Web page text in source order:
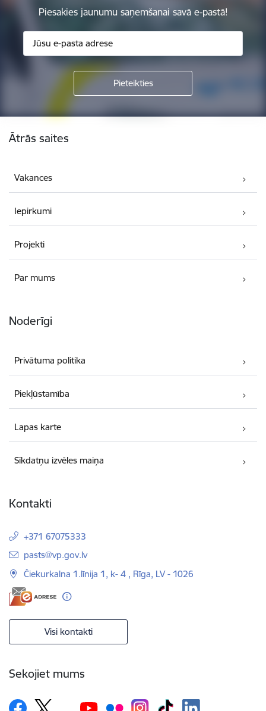
Piesakies jaunumu saņemšanai savā e-pastā!
Ātrās saites
Vakances
Iepirkumi
Projekti
Par mums
Noderīgi
Privātuma politika
Piekļūstamība
Lapas karte
Sīkdatņu izvēles maiņa
Kontakti
+371 67075333
E-pasts:
pasts@vp.gov.lv
Čiekurkalna 1.līnija 1, k- 4 , Rīga, LV - 1026
Visi kontakti
Sekojiet mums